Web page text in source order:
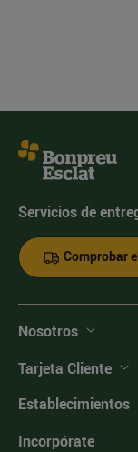
Servicios de
Comprobar
Nosotros
Tarjeta Cliente
Establecimientos
Incorpórate